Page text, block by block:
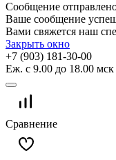
Сообщение
Ваше сообщение
Вами свяжется наш
Закрыть окно
+7 (903) 181-30-00
Еж. с 9.00 до 18.00 мск
Сравнение